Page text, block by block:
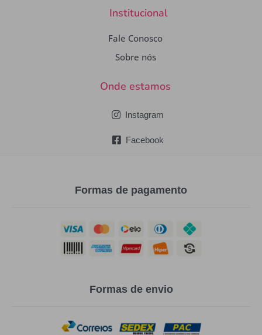
Institucional
Fale Conosco
Sobre nós
Onde estamos
Instagram
Facebook
Formas de pagamento
Formas de envio